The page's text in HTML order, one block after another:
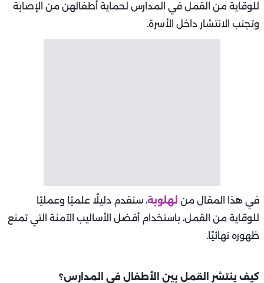
للوقاية من القمل في المدارس لحماية أطفالهن من الإصابة
وتجنب الانتشار داخل الأسرة.
في هذا المقال من لهلوبة، سنقدم دليلًا علميًا وعمليًا
للوقاية من القمل، باستخدام أفضل الأساليب الآمنة التي تمنع
ظهوره نهائيًا.
كيف ينتشر القمل بين الأطفال في المدارس؟